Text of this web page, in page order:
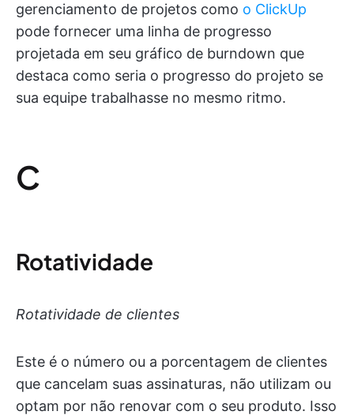
gerenciamento de projetos como o ClickUp
pode fornecer uma linha de progresso
projetada em seu gráfico de burndown que
destaca como seria o progresso do projeto se
sua equipe trabalhasse no mesmo ritmo.
C
Rotatividade
Rotatividade de clientes
Este é o número ou a porcentagem de clientes
que cancelam suas assinaturas, não utilizam ou
optam por não renovar com o seu produto. Isso